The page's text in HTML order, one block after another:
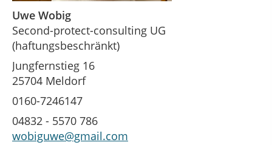
Uwe Wobig
Second-protect-consulting UG
(haftungsbeschränkt)
Jungfernstieg 16
25704 Meldorf
0160-7246147
04832 - 5570 786
wobiguwe@gmail.com